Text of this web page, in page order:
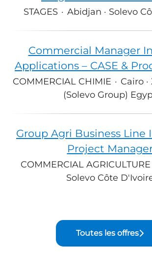
STAGES · Abidjan · Solevo
Commercial Manager
Applications – CASE &
COMMERCIAL CHIMIE · Cairo
(Solevo Group)
Group Agri Business Line
Project
COMMERCIAL AGRICULTURE
Solevo Côte
Toutes les offres